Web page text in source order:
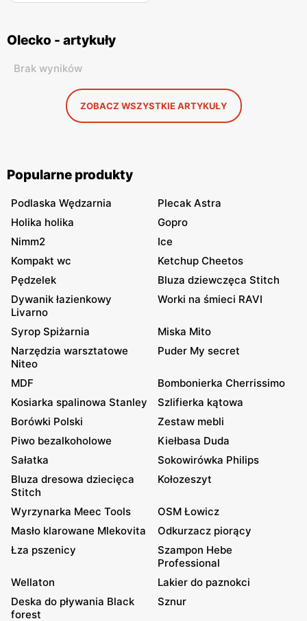
Olecko - artykuły
Brak wyników
ZOBACZ WSZYSTKIE ARTYKUŁY
Popularne produkty
Podlaska Wędzarnia
Plecak Astra
Holika holika
Gopro
Nimm2
Ice
Kompakt wc
Ketchup Cheetos
Pędzelek
Bluza dziewczęca Stitch
Dywanik łazienkowy
Livarno
Worki na śmieci RAVI
Syrop Spiżarnia
Miska Mito
Narzędzia warsztatowe
Niteo
Puder My secret
MDF
Bombonierka Cherrissimo
Kosiarka spalinowa Stanley
Szlifierka kątowa
Borówki Polski
Zestaw mebli
Piwo bezalkoholowe
Kiełbasa Duda
Sałatka
Sokowirówka Philips
Bluza dresowa dziecięca
Stitch
Kołozeszyt
Wyrzynarka Meec Tools
OSM Łowicz
Masło klarowane Mlekovita
Odkurzacz piorący
Łza pszenicy
Szampon Hebe
Professional
Wellaton
Lakier do paznokci
Deska do pływania Black
forest
Sznur